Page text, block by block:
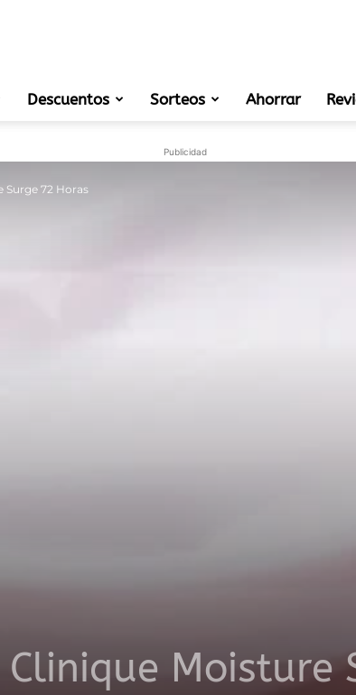
muestras
domicilio
Descuentos Sorteos Ahorrar
Publicidad
Surge 72 Horas
Moisture